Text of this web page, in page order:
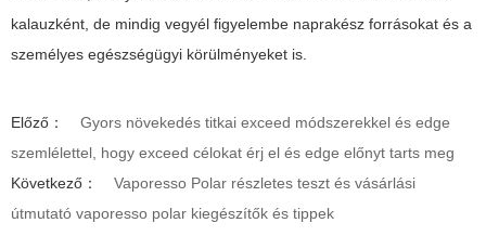
kalauzként, de mindig vegyél figyelembe naprakész forrásokat és a
személyes egészségügyi körülményeket is.
Előző：
Gyors növekedés titkai exceed módszerekkel és edge
szemlélettel, hogy exceed célokat érj el és edge előnyt tarts meg
Következő：
Vaporesso Polar részletes teszt és vásárlási
útmutató vaporesso polar kiegészítők és tippek